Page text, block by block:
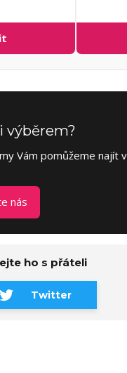
výběrem?
Vám pomůžeme najít
nás
ho s přáteli
Twitter